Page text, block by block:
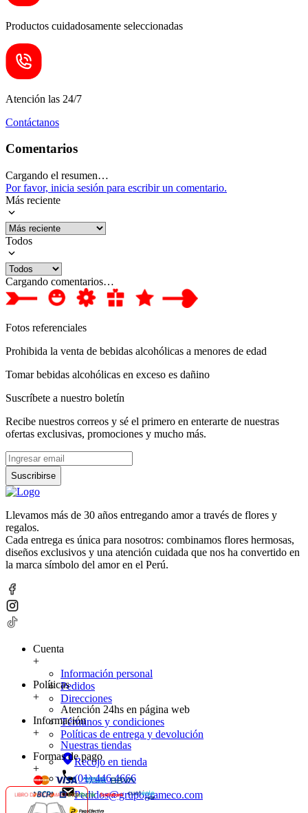
Productos cuidadosamente seleccionadas
Atención las 24/7
Contáctanos
Comentarios
Cargando el resumen…
Por favor, inicia sesión para escribir un comentario.
Más reciente
Todos
Cargando comentarios…
Fotos referenciales
Prohibida la venta de bebidas alcohólicas a menores de edad
Tomar bebidas alcohólicas en exceso es dañino
Suscríbete a nuestro boletín
Recibe nuestros correos y sé el primero en enterarte de nuestras
ofertas exclusivas, promociones y mucho más.
Suscribirse
Llevamos más de 30 años entregando amor a través de flores y
regalos.
Cada entrega es única para nosotros: combinamos flores hermosas,
diseños exclusivos y una atención cuidada que nos ha convertido en
la marca símbolo del amor en el Perú.
Cuenta
+
Información personal
Pedidos
Direcciones
Políticas
+
Atención 24hs en página web
Términos y condiciones
Políticas de entrega y devolución
Información
+
Nuestras tiendas
Recojo en tienda
(01) 446 4666
Pedidos@grupogrameco.com
Formas de pago
+